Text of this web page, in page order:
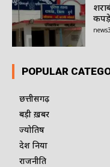
POPULAR
छत्तीसगढ़
बड़ी ख़बर
ज्योतिष
देश दुनिया
राजनीति